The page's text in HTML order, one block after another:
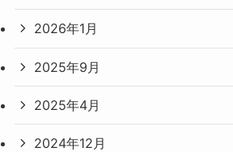
2026年1月
2025年9月
2025年4月
2024年12月